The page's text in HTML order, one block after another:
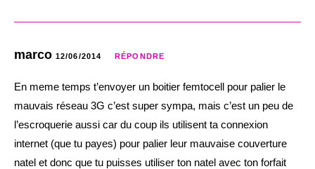
marco 12/06/2014 RÉPONDRE
En meme temps t’envoyer un boitier femtocell pour palier le
mauvais réseau 3G c’est super sympa, mais c’est un peu de
l’escroquerie aussi car du coup ils utilisent ta connexion
internet (que tu payes) pour palier leur mauvaise couverture
natel et donc que tu puisses utiliser ton natel avec ton forfait